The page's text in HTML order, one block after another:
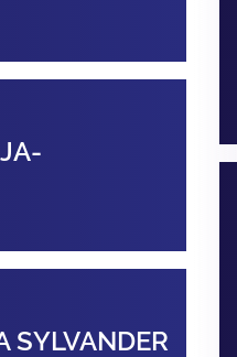
SYLVANDER